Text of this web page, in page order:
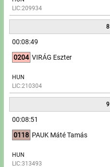
LIC:209934
8
00:08:49
0204 VIRÁG Eszter
HUN
LIC:210304
9
00:08:51
0118 PAUK Máté Tamás
HUN
LIC:313493